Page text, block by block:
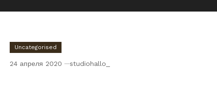
Uncategorised
24 апреля 2020 studiohallo_